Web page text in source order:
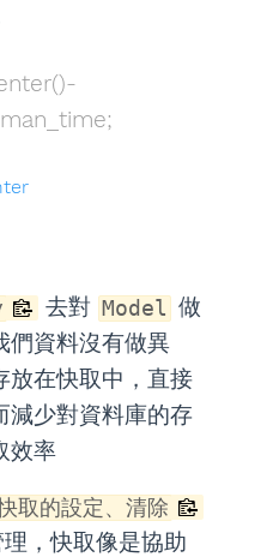
去對 Model 做
們資料沒有做異
放在快取中，直接
減少對資料庫的存
效率
取的設定、清除
，快取像是協助